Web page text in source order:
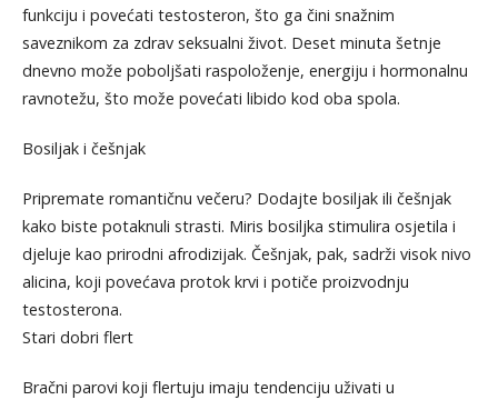
funkciju i povećati testosteron, što ga čini snažnim
saveznikom za zdrav seksualni život. Deset minuta šetnje
dnevno može poboljšati raspoloženje, energiju i hormonalnu
ravnotežu, što može povećati libido kod oba spola.
Bosiljak i češnjak
Pripremate romantičnu večeru? Dodajte bosiljak ili češnjak
kako biste potaknuli strasti. Miris bosiljka stimulira osjetila i
djeluje kao prirodni afrodizijak. Češnjak, pak, sadrži visok nivo
alicina, koji povećava protok krvi i potiče proizvodnju
testosterona.
Stari dobri flert
Bračni parovi koji flertuju imaju tendenciju uživati u